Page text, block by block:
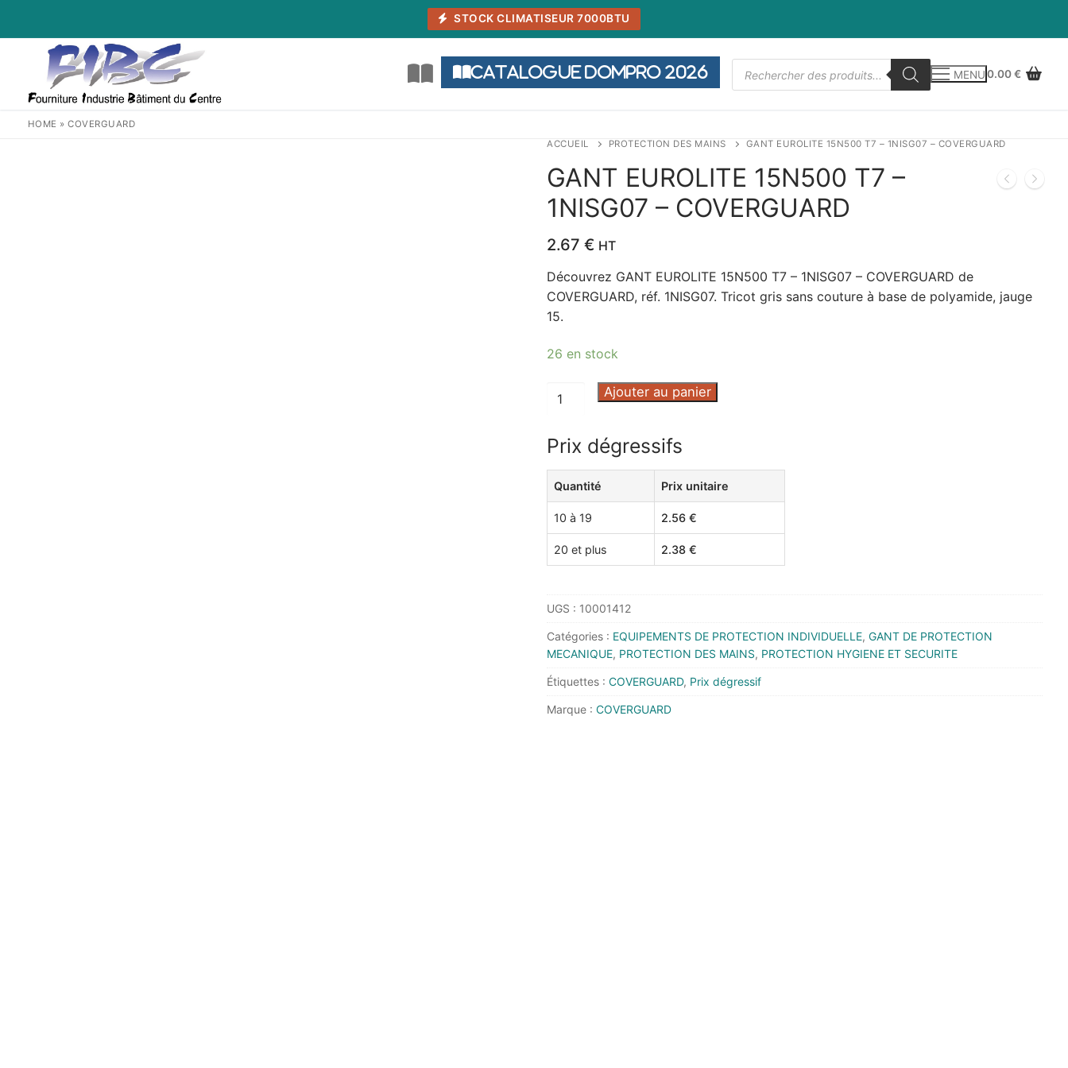
STOCK CLIMATISEUR 7000BTU
Catalogue DOMPRO 2026
Recherche
de
produits
MENU0.00€
HOME »COVERGUARD
ACCUEIL
PROTECTION DES MAINS GANT EUROLITE 15N500 T7 – 1NISG07 – COVERGUARD
GANT EUROLITE 15N500 T7 –
1NISG07 – COVERGUARD
2.67 € HT
Découvrez GANT EUROLITE 15N500 T7 – 1NISG07 – COVERGUARD de
COVERGUARD, réf. 1NISG07. Tricot gris sans couture à base de polyamide, jauge
15.
26 en stock
quantité
EUROLITE
15N500
T7
1NISG07
COVERGUARD
Ajouter au panier
Prix dégressifs
Quantité Prix unitaire
10 à 19 2.56 €
20 et plus 2.38 €
UGS : 10001412
Catégories : EQUIPEMENTS DE PROTECTION INDIVIDUELLE, GANT DE PROTECTION
MECANIQUE, PROTECTION DES MAINS, PROTECTION HYGIENE ET SECURITE
Étiquettes : COVERGUARD, Prix dégressif
Marque : COVERGUARD